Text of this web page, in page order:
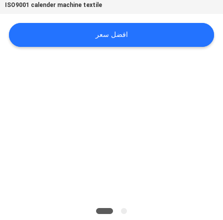
خريطة
الموقع
ISO9001 calender machine textile
افضل سعر